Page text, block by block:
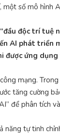
số mô hình
độc trí tuệ
AI phát triển
ứng
mạng.
tăng cường
để phân tích
tự tinh